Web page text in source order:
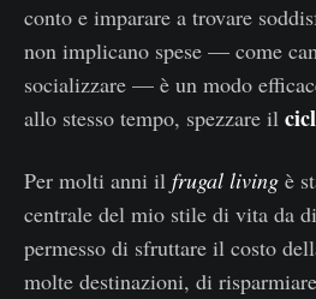
conto e imparare a trovare
non implicano spese — come
socializzare — è un modo
allo stesso tempo, spezzare il
Per molti anni il frugal living è
centrale del mio stile di vita da
permesso di sfruttare il costo
molte destinazioni, di